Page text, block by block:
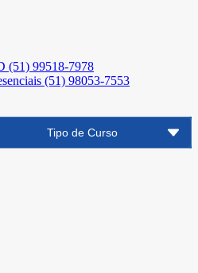
(51) 99518-7978
(51) 98053-7553